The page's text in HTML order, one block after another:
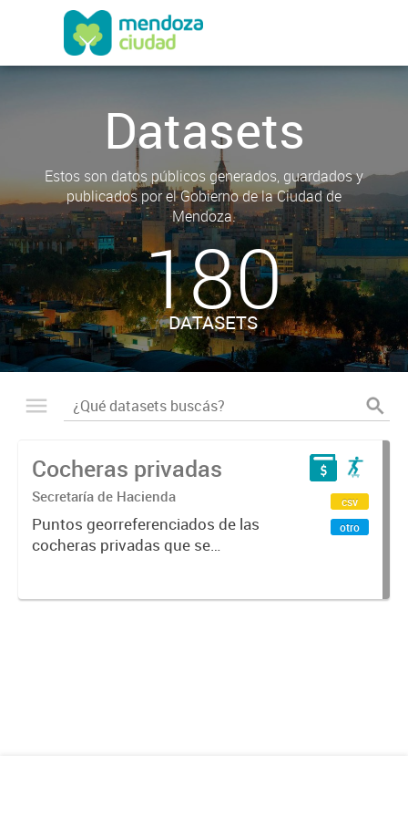
Datasets
Estos son datos públicos generados, guardados y
publicados por el Gobierno de la Ciudad de
Mendoza.
180
DATASETS
Cocheras privadas
Secretaría de Hacienda
Puntos georreferenciados de las
cocheras privadas que se
csv
otro